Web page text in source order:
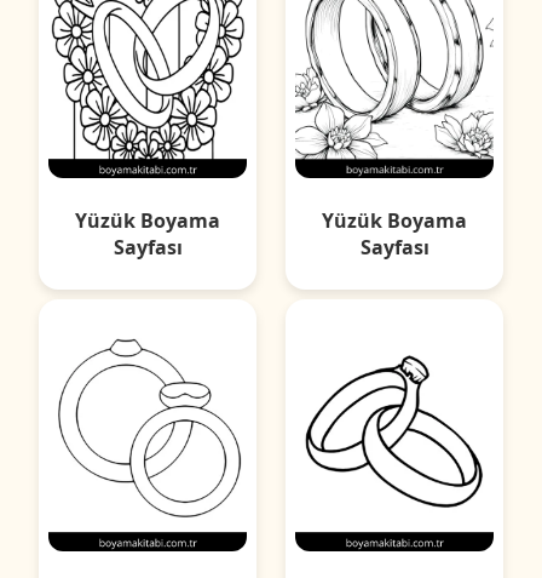
Yüzük Boyama
Sayfası
Yüzük Boyama
Sayfası